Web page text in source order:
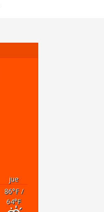
jue
86°F/
64°F